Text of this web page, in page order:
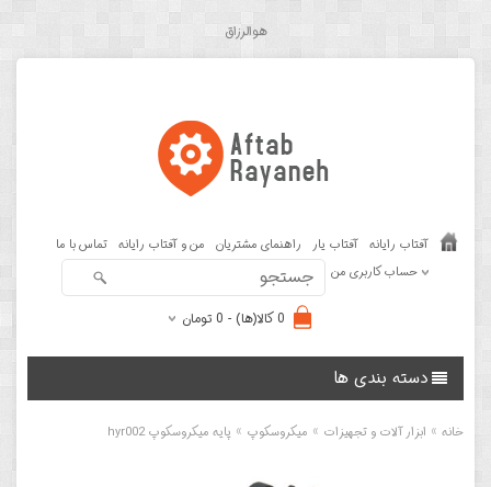
هوالرزاق
آفتاب رایانه آفتاب یار راهنمای مشتریان من و آفتاب رایانه تماس با ما
حساب کاربری من
0 کالا(ها) - 0 تومان
دسته بندی ها
خانه » ابزار آلات و تجهیزات » میکروسکوپ » پایه میکروسکوپ hyr002